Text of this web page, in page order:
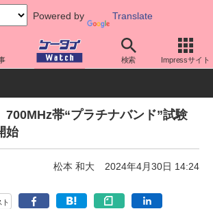
Powered by Translate
検索 Impressサイト
リア 楽天 ネットワーク/技術
700MHz帯“プラチナバンド”試験
始
松本 和大 2024年4月30日 14:24
ト